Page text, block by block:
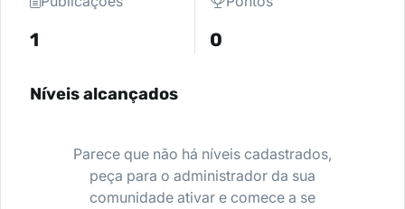
1 0
Níveis alcançados
Parece que não há níveis cadastrados,
peça para o administrador da sua
comunidade ativar e comece a se